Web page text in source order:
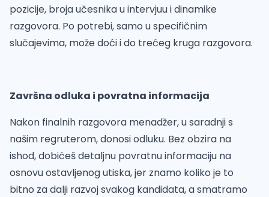
pozicije, broja učesnika u intervjuu i dinamike
razgovora. Po potrebi, samo u specifičnim
slučajevima, može doći i do trećeg kruga razgovora.
Završna odluka i povratna informacija
Nakon finalnih razgovora menadžer, u saradnji s
našim regruterom, donosi odluku. Bez obzira na
ishod, dobićeš detaljnu povratnu informaciju na
osnovu ostavljenog utiska, jer znamo koliko je to
bitno za dalji razvoj svakog kandidata, a smatramo